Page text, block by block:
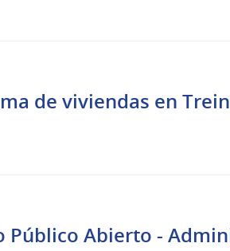
de viviendas en
Público Abierto -